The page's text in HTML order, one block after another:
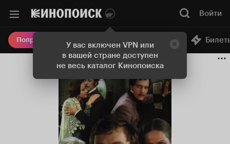
У вас включен VPN или
в вашей стране доступен
не весь каталог Кинопоиска
Войти
Попробовать Плюс Онлайн-кинотеатр